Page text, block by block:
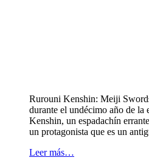
Rurouni Kenshin: Meiji
durante el undécimo año de
Kenshin, un espadachín
un protagonista que es un
Leer más…